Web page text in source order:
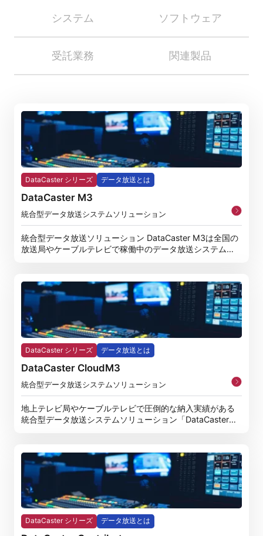
システム ソフトウェア
受託業務 関連製品
DataCaster シリーズ データ放送とは
DataCaster M3
統合型データ放送システムソリューション
統合型データ放送ソリューション DataCaster M3は全国の
放送局やケーブルテレビで稼働中のデータ放送システムと
DataCaster シリーズ データ放送とは
DataCaster CloudM3
統合型データ放送システムソリューション
地上テレビ局やケーブルテレビで圧倒的な納入実績がある
統合型データ放送システムソリューション「DataCaster
DataCaster シリーズ データ放送とは